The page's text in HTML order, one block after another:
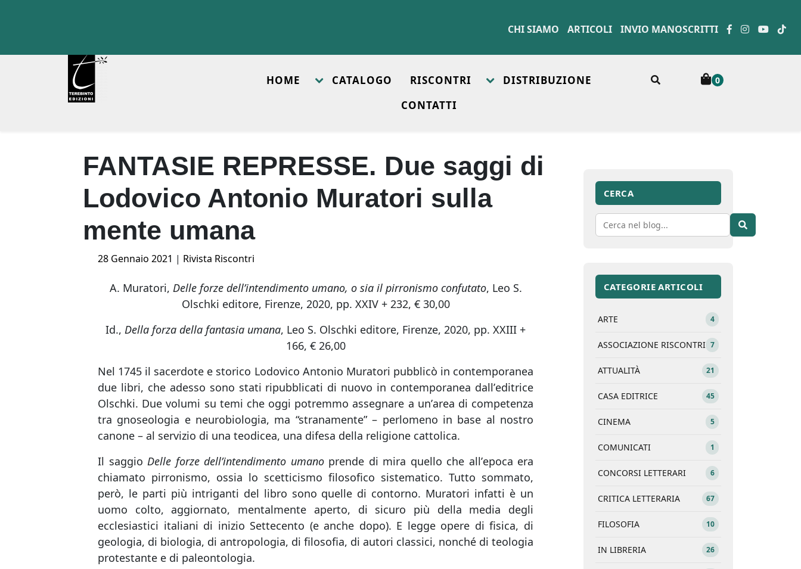
CHI SIAMO ARTICOLI INVIO MANOSCRITTI
HOME CATALOGO RISCONTRI
DISTRIBUZIONE
CONTATTI
0
FANTASIE REPRESSE. Due saggi di
Lodovico Antonio Muratori sulla
mente umana
Posted
28 Gennaio 2021 | Rivista Riscontri
A. Muratori, Delle forze dellʼintendimento umano, o sia il pirronismo confutato, Leo S.
Olschki editore, Firenze, 2020, pp. XXIV + 232, € 30,00
Id., Della forza della fantasia umana, Leo S. Olschki editore, Firenze, 2020, pp. XXIII +
166, € 26,00
Nel 1745 il sacerdote e storico Lodovico Antonio Muratori pubblicò in contemporanea
due libri, che adesso sono stati ripubblicati di nuovo in contemporanea dallʼeditrice
Olschki. Due volumi su temi che oggi potremmo assegnare a unʼarea di competenza
tra gnoseologia e neurobiologia, ma “stranamente” – perlomeno in base al nostro
canone – al servizio di una teodicea, una difesa della religione cattolica.
Il saggio Delle forze dellʼintendimento umanoprende di mira quello che allʼepoca era
chiamato pirronismo, ossia lo scetticismo filosofico sistematico. Tutto sommato,
però, le parti più intriganti del libro sono quelle di contorno. Muratori infatti è un
uomo colto, aggiornato, mentalmente aperto, di sicuro più della media degli
ecclesiastici italiani di inizio Settecento (e anche dopo). E legge opere di fisica, di
geologia, di biologia, di antropologia, di filosofia, di autori classici, nonché di teologia
protestante e di paleontologia.
CERCA
CATEGORIE ARTICOLI
ARTE 4
ASSOCIAZIONE RISCONTRI 7
ATTUALITÀ 21
CASA EDITRICE 45
CINEMA 5
COMUNICATI 1
CONCORSI LETTERARI 6
CRITICA LETTERARIA 67
FILOSOFIA 10
IN LIBRERIA 26